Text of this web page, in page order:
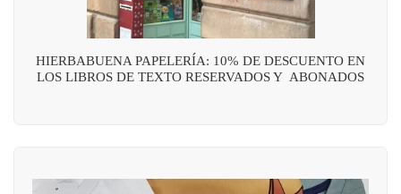
HIERBABUENA PAPELERÍA: 10% DE DESCUENTO EN
LOS LIBROS DE TEXTO RESERVADOS Y ABONADOS